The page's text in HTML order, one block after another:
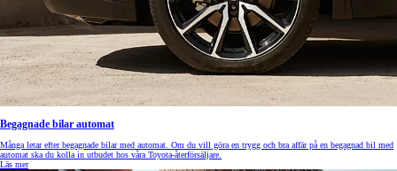
Begagnade bilar automat
Många letar efter begagnade bilar med automat. Om du vill göra en trygg och bra affär på en begagnad bil med
automat ska du kolla in utbudet hos våra Toyota-återförsäljare.
Läs mer